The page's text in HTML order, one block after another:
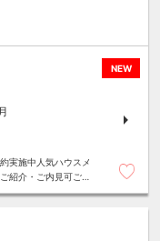
NEW
実施中人気ハウスメ
紹介・ご内見可ご予